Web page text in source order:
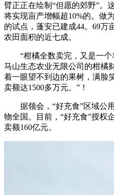
臂正正在绘制“但愿的郊野”。
将实现亩产增幅超10%的。做
的试点，蓬安已建成44。69万
农田面积的近七成。
“柑橘全数卖完，又是一个
马山生态农业无限公司的柑橘
着一眼望不到边的果树，满脸
卖额达1500多万元。”！
据领会，“好充食”区域公
物全国。目前，“好充食”授权
卖额160亿元。